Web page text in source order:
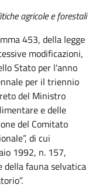
agricole e forestali
453, della legge
modificazioni,
Stato per l'anno
per il triennio
del Ministro
e delle
del Comitato
di cui
1992, n. 157,
della fauna selvatica